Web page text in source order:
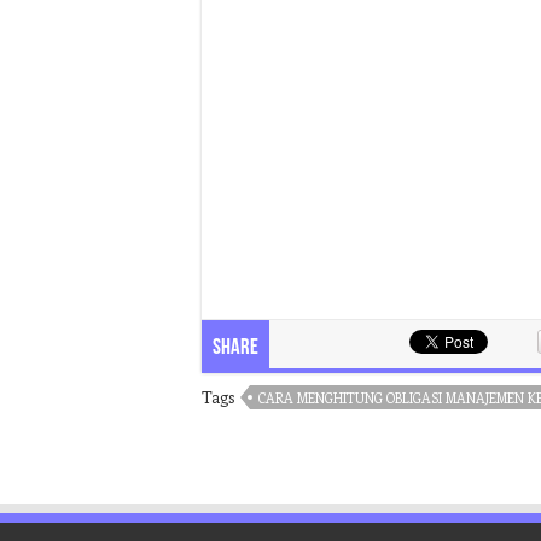
Share
Tags CARA MENGHITUNG OBLIGASI MANAJEMEN